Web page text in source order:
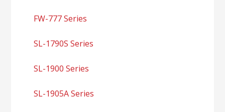
FW-777 Series
SL-1790S Series
SL-1900 Series
SL-1905A Series